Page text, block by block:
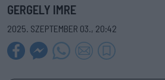
GERGELY IMRE
2025. SZEPTEMBER 03., 20:42